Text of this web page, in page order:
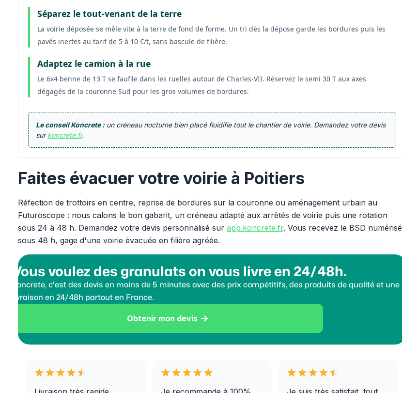
Séparez le tout-venant de la terre
La voirie déposée se mêle vite à la terre de fond de forme. Un tri dès la dépose garde les bordures puis les
pavés inertes au tarif de 5 à 10 €/t, sans bascule de filière.
Adaptez le camion à la rue
Le 6x4 benne de 13 T se faufile dans les ruelles autour de Charles-VII. Réservez le semi 30 T aux axes
dégagés de la couronne Sud pour les gros volumes de bordures.
Le conseil Koncrete : un créneau nocturne bien placé fluidifie tout le chantier de voirie. Demandez votre devis
surkoncrete.fr.
Faites évacuer votre voirie à Poitiers
Réfection de trottoirs en centre, reprise de bordures sur la couronne ou aménagement urbain au
Futuroscope : nous calons le bon gabarit, un créneau adapté aux arrêtés de voirie puis une rotation
sous 24 à 48 h. Demandez votre devis personnalisé surapp.koncrete.fr. Vous recevez le BSD numérisé
sous 48 h, gage d'une voirie évacuée en filière agréée.
Vous voulez des granulats on vous livre en 24/48h.
Koncrete, c'est des devis en moins de 5 minutes avec des prix compétitifs, des produits de qualité et une
livraison en 24/48h partout en France.
Obtenir mon devis 